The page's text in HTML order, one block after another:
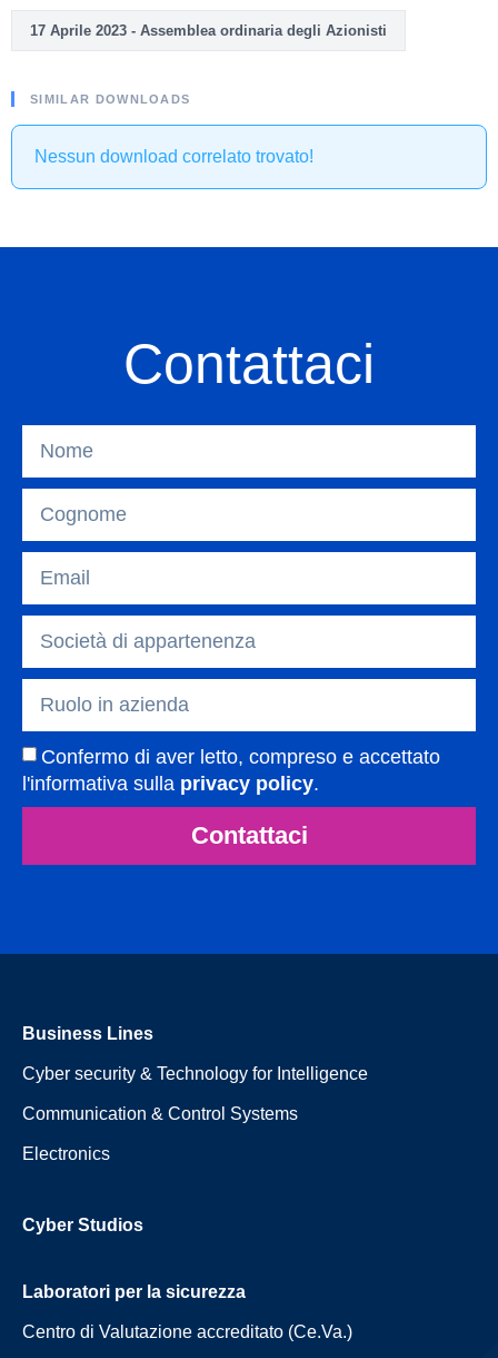
17 Aprile 2023 - Assemblea ordinaria degli Azionisti
SIMILAR DOWNLOADS
Nessun download correlato trovato!
Contattaci
Confermo di aver letto, compreso e accettato
l'informativa sulla privacy policy.
Contattaci
Business Lines
Cyber security & Technology for Intelligence
Communication & Control Systems
Electronics
Cyber Studios
Laboratori per la sicurezza
Centro di Valutazione accreditato (Ce.Va.)